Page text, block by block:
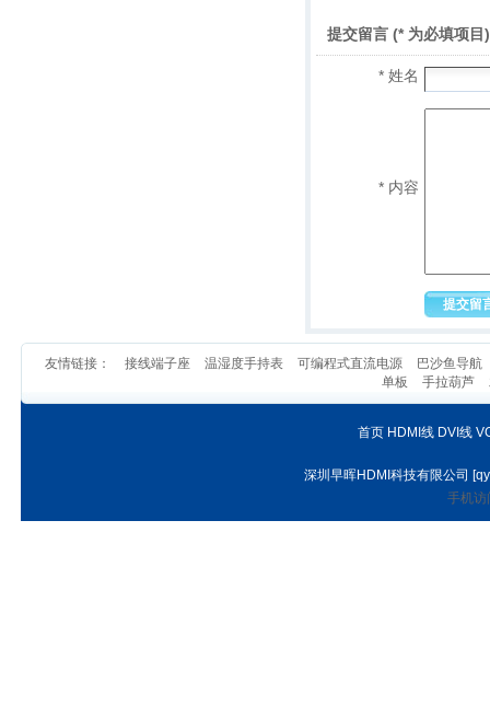
提交留言 (* 为必填项目)
* 姓名
* 内容
友情链接： 接线端子座 温湿度手持表 可编程式直流电源
巴沙鱼导航
单板
手拉葫芦
首页 HDMI线 DVI线
深圳早晖HDMI科技有限公司 [
手机访